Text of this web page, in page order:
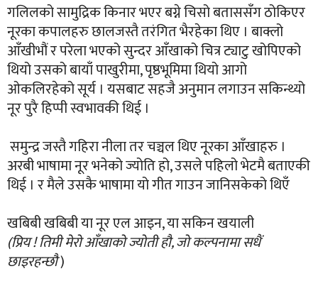
गलिलको सामुद्रिक किनार भएर बग्ने चिसो बताससँग ठोकिएर
नूरका कपालहरु छालजस्तै तरंगित भैरहेका थिए । बाक्लो
आँखीभौं र परेला भएको सुन्दर आँखाको चित्र ट्याटु खोपिएको
थियो उसको बायाँ पाखुरीमा, पृष्ठभूमिमा थियो आगो
ओकलिरहेको सूर्य । यसबाट सहजै अनुमान लगाउन सकिन्थ्यो
नूर पुरै हिप्पी स्वभावकी थिई ।
समुन्द्र जस्तै गहिरा नीला तर चञ्चल थिए नूरका आँखाहरु ।
अरबी भाषामा नूर भनेको ज्योति हो, उसले पहिलो भेटमै बताएकी
थिई । र मैले उसकै भाषामा यो गीत गाउन जानिसकेको थिएँ
खबिबी खबिबी या नूर एल आइन, या सकिन खयाली
(प्रिय ! तिमी मेरो आँखाको ज्योती हौ, जो कल्पनामा सधैं
छाइरहन्छौ)